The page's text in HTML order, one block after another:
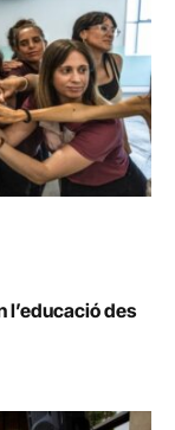
l’educació des